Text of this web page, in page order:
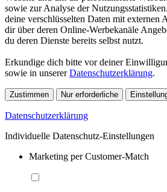
sowie zur Analyse der
deine verschlüsselten Daten mit externen
dir über deren Online-Werbekanäle
du deren Dienste bereits selbst nutzt.
Erkundige dich bitte vor deiner
sowie in unsererDatenschutzerklärung.
Zustimmen Nur erforderliche
Datenschutzerklärung
Individuelle Datenschutz-Einstellungen
Marketing per Customer-Match